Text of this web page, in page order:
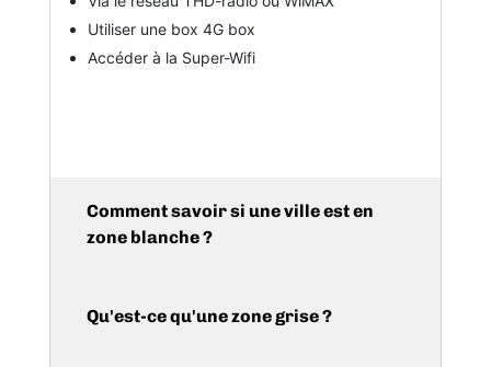
Utiliser une box 4G box
Accéder à la Super-Wifi
Comment savoir si une ville est en
zone blanche ?
Qu'est-ce qu'une zone grise ?